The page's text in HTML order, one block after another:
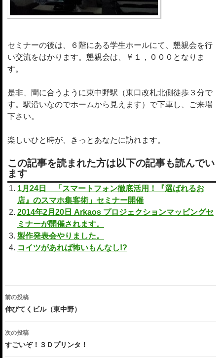
セミナーの後は、６階にある学生ホールにて、懇親会を行
い交流をはかります。懇親会は、￥１，０００となりま
す。
是非、間に合うように東中野駅（東口改札北側徒歩３分で
す。駅沿いなのでホームから見えます）で下車し、ご来場
下さい。
楽しいひと時が、きっとあなたに訪れます。
この記事を読まれた方は以下の記事も読んでい
ます
1月24日 「スマートフォン徹底活用！『選ばれるお
店』のスマホ集客術」セミナー開催
2014年2月20日 Arkaos プロジェクションマッピングセ
ミナーが開催されます。
製作発表会やりました。
コイツがあれば怖いもんなし!?
投
稿
ナ
ビ
前の投稿
伸びてくビル（東中野）
次の投稿
すごいぞ！３Ｄプリンタ！